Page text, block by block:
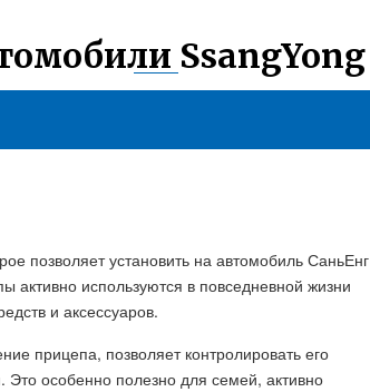
SsangYong
позволяет установить на автомобиль СаньЕнг
используются в повседневной жизни
и аксессуаров.
прицепа, позволяет контролировать его
Это особенно полезно для семей, активно